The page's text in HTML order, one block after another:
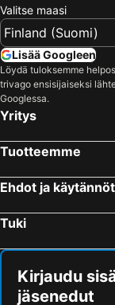
Valitse maasi
Lisää Googleen
Löydä tuloksemme
trivago ensisijaiseksi
Googlessa.
Yritys
Tuotteemme
Ehdot ja käytännöt
Tuki
Kirjaudu
jäsenedut